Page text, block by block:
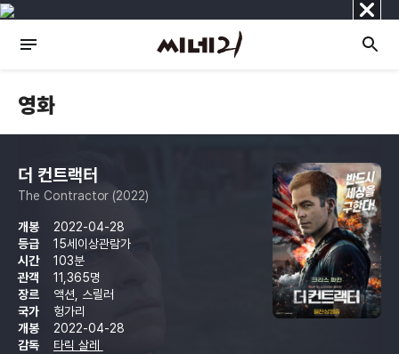
닫
기
영화
더 컨트랙터
The Contractor (2022)
개봉
2022-04-28
등급
15세이상관람가
시간
103분
관객
11,365명
장르
액션, 스릴러
국가
헝가리
개봉
2022-04-28
감독
타릭 살레